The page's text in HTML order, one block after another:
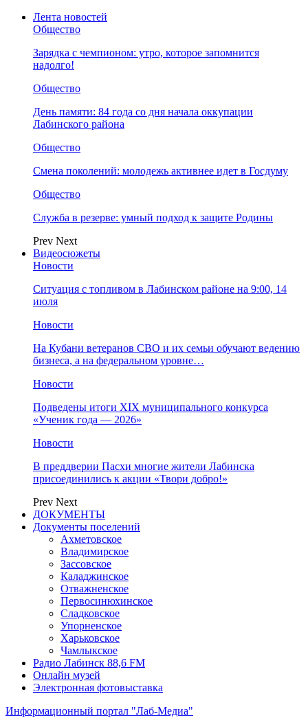
Лента новостей
Общество
Зарядка с чемпионом: утро, которое запомнится
надолго!
Общество
День памяти: 84 года со дня начала оккупации
Лабинского района
Общество
Смена поколений: молодежь активнее идет в Госдуму
Общество
Служба в резерве: умный подход к защите Родины
Prev Next
Видеосюжеты
Новости
Ситуация с топливом в Лабинском районе на 9:00, 14
июля
Новости
На Кубани ветеранов СВО и их семьи обучают ведению
бизнеса, а на федеральном уровне…
Новости
Подведены итоги XIX муниципального конкурса
«Ученик года — 2026»
Новости
В преддверии Пасхи многие жители Лабинска
присоединились к акции «Твори добро!»
Prev Next
ДОКУМЕНТЫ
Документы поселений
Ахметовское
Владимирское
Зассовское
Каладжинское
Отважненское
Первосинюхинское
Сладковское
Упорненское
Харьковское
Чамлыкское
Радио Лабинск 88,6 FM
Онлайн музей
Электронная фотовыставка
Информационный портал "Лаб-Медиа"